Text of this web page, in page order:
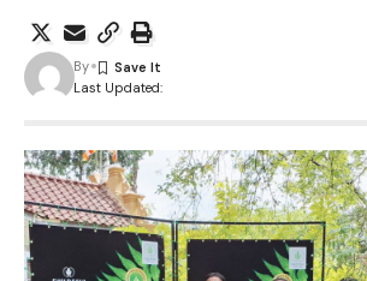
Last Updated:
By